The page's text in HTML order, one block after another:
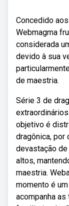
Concedido
Webmagma
considerada
devido à sua
de maestria.
Série 3 de
objetivo é
dragônica, por
devastação
altos,
maestria.
momento é
acompanha